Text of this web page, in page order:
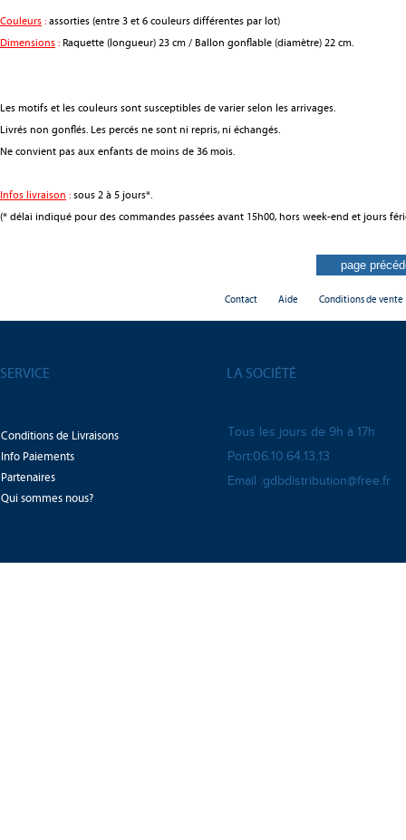
Couleurs : assorties (entre 3 et 6 couleurs différentes par lot)
Dimensions : Raquette (longueur) 23 cm / Ballon gonflable (diamètre) 22 cm.
Les motifs et les couleurs sont susceptibles de varier selon les arrivages.
Livrés non gonflés. Les percés ne sont ni repris, ni échangés.
Ne convient pas aux enfants de moins de 36 mois.
Infos livraison : sous 2 à 5 jours*.
(* délai indiqué pour des commandes passées avant 15h00, hors week-end et jours
Contact Aide Conditions de vente
SERVICE LA SOCIÉTÉ
Conditions de Livraisons
Info Paiements
Partenaires
Qui sommes nous?
Tous les jours de 9h à 17h
Port:06.10.64.13.13
Email :gdbdistribution@free.fr